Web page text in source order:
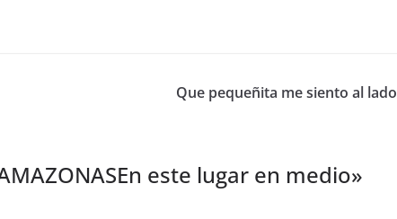
Que pequeñita me siento al lado
este lugar en medio»